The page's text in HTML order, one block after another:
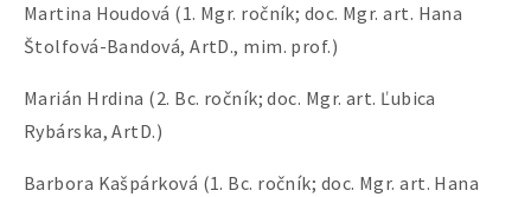
Martina Houdová (1. Mgr. ročník; doc. Mgr. art. Hana
Štolfová-Bandová, ArtD., mim. prof.)
Marián Hrdina (2. Bc. ročník; doc. Mgr. art. Ľubica
Rybárska, ArtD.)
Barbora Kašpárková (1. Bc. ročník; doc. Mgr. art. Hana